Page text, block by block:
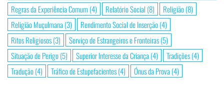
Regras da Experiência Comum (4) Relatório Social (8) Religião(8)
Religião Muçulmana (3) Rendimento Social de Inserção(4)
Ritos Religiosos(3) Serviço de Estrangeiros e Fronteiras(5)
Situação de Perigo(5) Superior Interesse da Criança (4) Tradições(4)
Tradução(4) Tráfico de Estupefacientes(4) Ónus da Prova (4)